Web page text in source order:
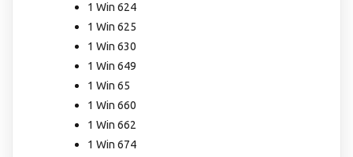
1 Win 624
1 Win 625
1 Win 630
1 Win 649
1 Win 65
1 Win 660
1 Win 662
1 Win 674